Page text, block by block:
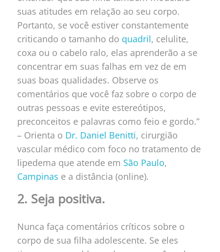
suas atitudes em relação ao seu corpo.
Portanto, se você estiver constantemente
criticando o tamanho do quadril, celulite,
coxa ou o cabelo ralo, elas aprenderão a se
concentrar em suas falhas em vez de em
suas boas qualidades. Observe os
comentários que você faz sobre o corpo de
outras pessoas e evite estereótipos,
preconceitos e palavras como feio e gordo.”
– Orienta o Dr. Daniel Benitti, cirurgião
vascular médico com foco no tratamento de
lipedema que atende em São Paulo,
Campinas e a distância (online).
2. Seja positiva.
Nunca faça comentários críticos sobre o
corpo de sua filha adolescente. Se eles